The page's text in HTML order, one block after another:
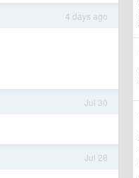
4 days ago
Jul 30
Jul 28